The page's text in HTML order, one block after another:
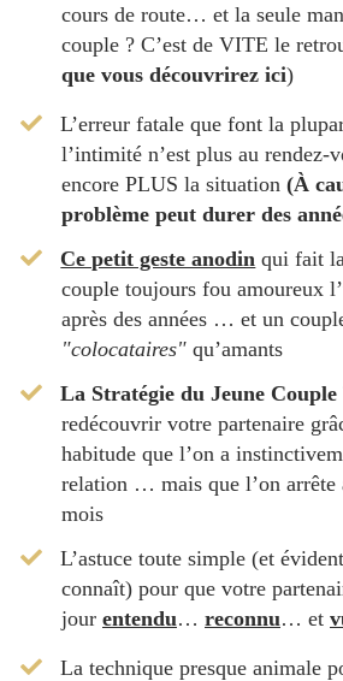
cours de route… et la seule
couple ? C’est de VITE le
que vous découvrirez ici)
L’erreur fatale que font la
l’intimité n’est plus au rendez-
encore PLUS la situation (À
problème peut durer des
​Ce petit geste anodin qui fait
couple toujours fou amoureux
après des années … et un
"colocataires" qu’amants
​La Stratégie du Jeune
redécouvrir votre partenaire
habitude que l’on a
relation … mais que l’on arrête
mois
​L’astuce toute simple (et
connaît) pour que votre
jour entendu… reconnu… et
La technique presque animale